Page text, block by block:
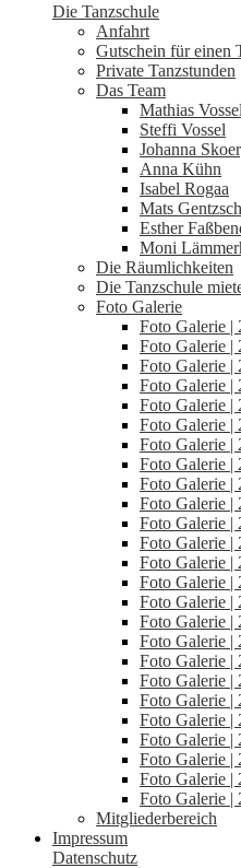
Die Tanzschule
Anfahrt
Gutschein für einen
Private Tanzstunden
Das Team
Mathias Vossel
Steffi Vossel
Johanna
Anna Kühn
Isabel Rogaa
Mats Gentzsch
Esther
Moni
Die Räumlichkeiten
Die Tanzschule
Foto Galerie
Foto Galerie |
Foto Galerie |
Foto Galerie |
Foto Galerie |
Foto Galerie |
Foto Galerie |
Foto Galerie |
Foto Galerie |
Foto Galerie |
Foto Galerie |
Foto Galerie |
Foto Galerie |
Foto Galerie |
Foto Galerie |
Foto Galerie |
Foto Galerie |
Foto Galerie |
Foto Galerie |
Foto Galerie |
Foto Galerie |
Foto Galerie |
Foto Galerie |
Foto Galerie |
Foto Galerie |
Foto Galerie |
Mitgliederbereich
Impressum
Datenschutz